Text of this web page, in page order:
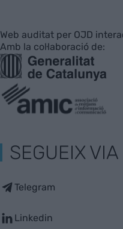
Web auditat per OJD
Amb la col·laboració de:
SEGUEIX
Telegram
Linkedin